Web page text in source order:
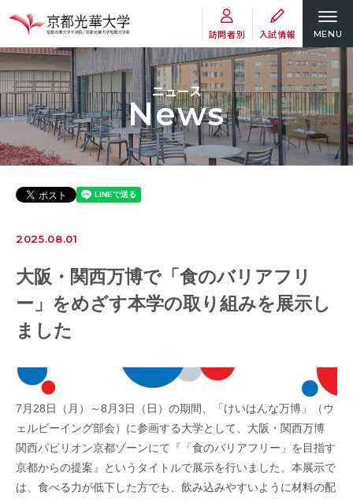
訪問者別 入試情報 MENU
ニュース
News
2025.08.01
大阪・関西万博で「食のバリアフリ
ー」をめざす本学の取り組みを展示し
ました
7月28日（月）～8月3日（日）の期間、「けいはんな万博」（ウ
ェルビーイング部会）に参画する大学として、大阪・関西万博
関西パビリオン京都ゾーンにて『「食のバリアフリー」を目指す
京都からの提案』というタイトルで展示を行いました。本展示で
は、食べる力が低下した方でも、飲み込みやすいように材料の配